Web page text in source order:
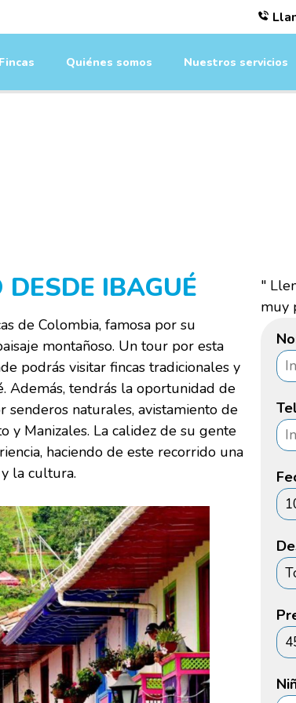
Fincas Quiénes somos Nuestros servicios
DESDE IBAGUÉ
de Colombia, famosa por su
montañoso. Un tour por esta
podrás visitar fincas tradicionales y
Además, tendrás la oportunidad de
senderos naturales, avistamiento de
y Manizales. La calidez de su gente
haciendo de este recorrido una
la cultura.
"
muy